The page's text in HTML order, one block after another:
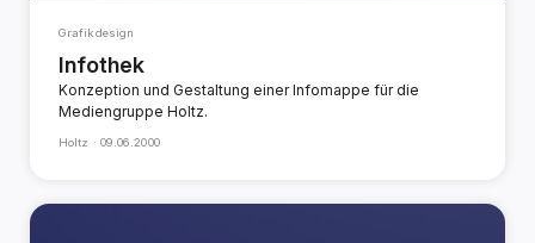
Grafikdesign
Infothek
Konzeption und Gestaltung einer Infomappe für die
Mediengruppe Holtz.
Holtz · 09.06.2000